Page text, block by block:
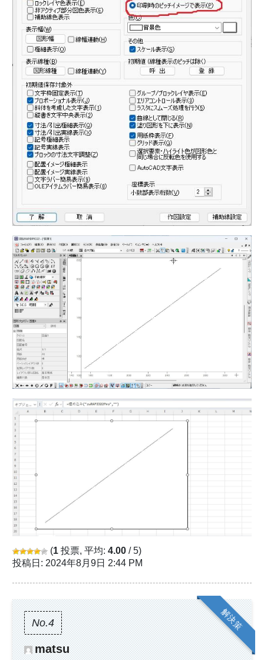
(1 投票, 平均: 4.00 / 5)
投稿日: 2024年8月9日 2:44 PM
No.4
matsu
解決策